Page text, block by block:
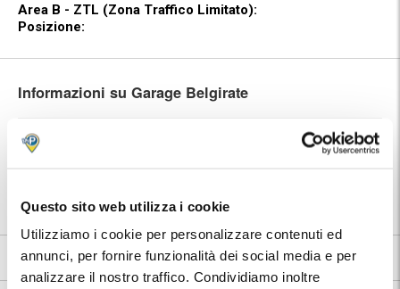
Questo sito web utilizza i cookie
Utilizziamo i cookie per personalizzare contenuti ed
annunci, per fornire funzionalità dei social media e per
analizzare il nostro traffico. Condividiamo inoltre
Area B - ZTL (Zona Traffico Limitato):
Posizione:
Informazioni su Garage Belgirate
🅿️ Caratteristiche: custodito, cctv, multipass
⭐ Votato dai clienti:
Milano
9.7 5 recensioniVedi tutte